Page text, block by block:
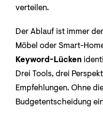
verteilen.
Der Ablauf ist immer
Möbel oder Smart-
Keyword-Lücken
Drei Tools, drei
Empfehlungen. Ohne
Budgetentscheidung